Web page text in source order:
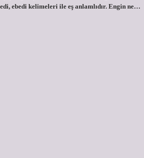
ebedi kelimeleri ile eş anlamlıdır. Engin ne…